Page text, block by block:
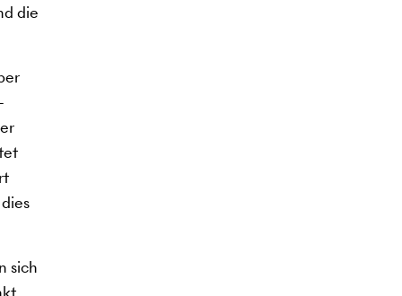
die
sich